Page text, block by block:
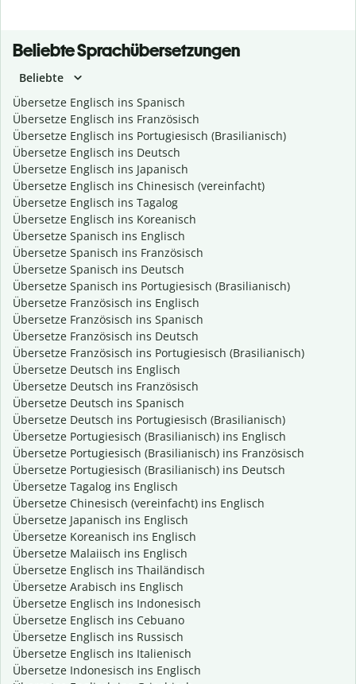
Beliebte Sprachübersetzungen
Beliebte
Übersetze Englisch ins Spanisch
Übersetze Englisch ins Französisch
Übersetze Englisch ins Portugiesisch (Brasilianisch)
Übersetze Englisch ins Deutsch
Übersetze Englisch ins Japanisch
Übersetze Englisch ins Chinesisch (vereinfacht)
Übersetze Englisch ins Tagalog
Übersetze Englisch ins Koreanisch
Übersetze Spanisch ins Englisch
Übersetze Spanisch ins Französisch
Übersetze Spanisch ins Deutsch
Übersetze Spanisch ins Portugiesisch (Brasilianisch)
Übersetze Französisch ins Englisch
Übersetze Französisch ins Spanisch
Übersetze Französisch ins Deutsch
Übersetze Französisch ins Portugiesisch (Brasilianisch)
Übersetze Deutsch ins Englisch
Übersetze Deutsch ins Französisch
Übersetze Deutsch ins Spanisch
Übersetze Deutsch ins Portugiesisch (Brasilianisch)
Übersetze Portugiesisch (Brasilianisch) ins Englisch
Übersetze Portugiesisch (Brasilianisch) ins Französisch
Übersetze Portugiesisch (Brasilianisch) ins Deutsch
Übersetze Tagalog ins Englisch
Übersetze Chinesisch (vereinfacht) ins Englisch
Übersetze Japanisch ins Englisch
Übersetze Koreanisch ins Englisch
Übersetze Malaiisch ins Englisch
Übersetze Englisch ins Thailändisch
Übersetze Arabisch ins Englisch
Übersetze Englisch ins Indonesisch
Übersetze Englisch ins Cebuano
Übersetze Englisch ins Russisch
Übersetze Englisch ins Italienisch
Übersetze Indonesisch ins Englisch